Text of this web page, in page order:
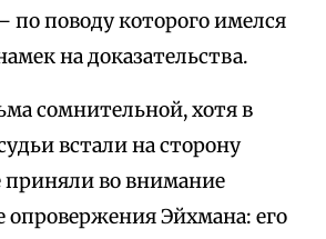
поводу которого имелся
на доказательства.
сомнительной, хотя в
встали на сторону
приняли во внимание
опровержения Эйхмана: его